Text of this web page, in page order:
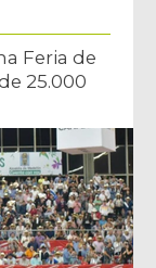
Feria de
25.000